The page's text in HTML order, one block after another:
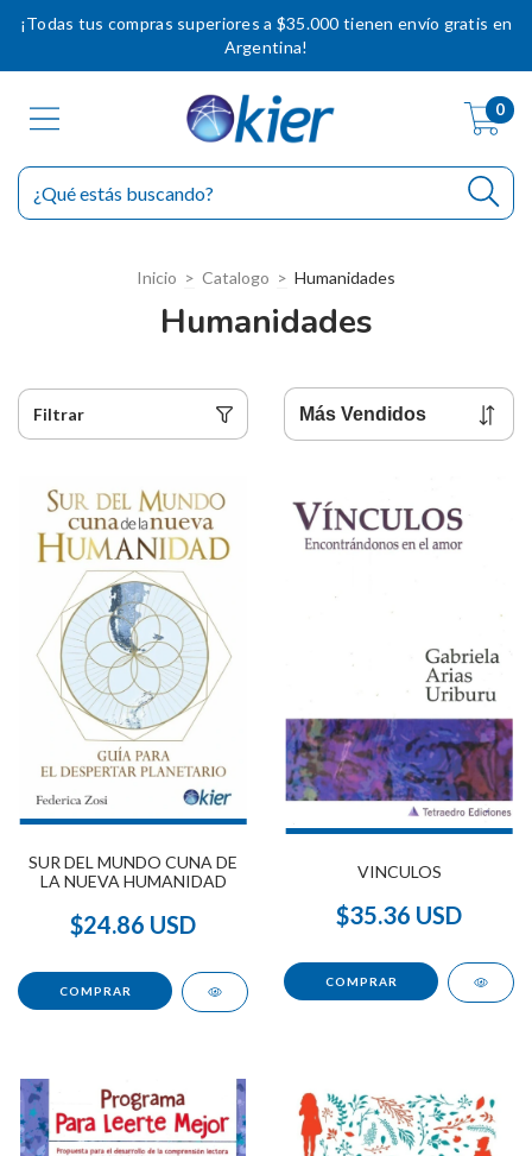
¡Todas tus compras superiores a $35.000 tienen envío gratis en
Argentina!
0
Inicio > Catalogo > Humanidades
Humanidades
Filtrar
SUR DEL MUNDO CUNA DE
LA NUEVA HUMANIDAD
$24.86 USD
VINCULOS
$35.36 USD